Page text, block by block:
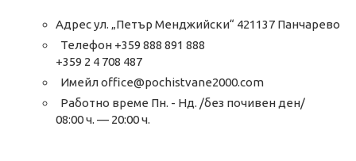
Адрес ул. „Петър Менджийски“ 421137 Панчарево
Телефон +359 888 891 888
+359 2 4 708 487
Имейлoffice@pochistvane2000.com
Работно време Пн. - Нд. /без почивен ден/
08:00 ч. — 20:00 ч.